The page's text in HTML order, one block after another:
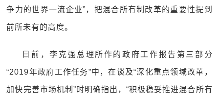
争力的世界一流企业”，把混合所有制改革的重要性提到
前所未有的高度。
日前，李克强总理所作的政府工作报告第三部分
“2019年政府工作任务”中，在谈及“深化重点领域改革，
加快完善市场机制”时明确指出，“积极稳妥推进混合所有